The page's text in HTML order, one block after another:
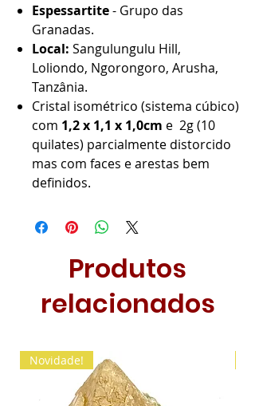
Espessartite- Grupo das
Granadas.
Local: Sangulungulu Hill,
Loliondo, Ngorongoro, Arusha,
Tanzânia.
Cristal isométrico (sistema cúbico)
com 1,2 x 1,1 x 1,0cm e 2g (10
quilates) parcialmente distorcido
mas com faces e arestas bem
definidos.
Produtos
relacionados
Novidade!